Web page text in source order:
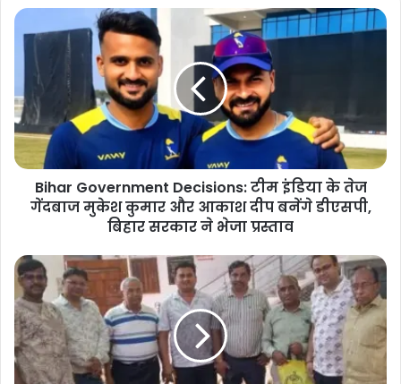
Bihar
Government
Decisions:
इंडिया
के
तेज
मुकेश
कुमार
बनेंगे
डीएसपी,
बिहार
सरकार
ने
भेजा
प्रस्ताव
Bihar Government Decisions: टीम इंडिया के तेज
गेंदबाज मुकेश कुमार और आकाश दीप बनेंगे डीएसपी,
बिहार सरकार ने भेजा प्रस्ताव
Uttar
Pradesh
:
हापुड़
में
जैन
पक्षी